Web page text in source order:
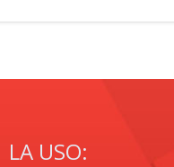
LA USO: